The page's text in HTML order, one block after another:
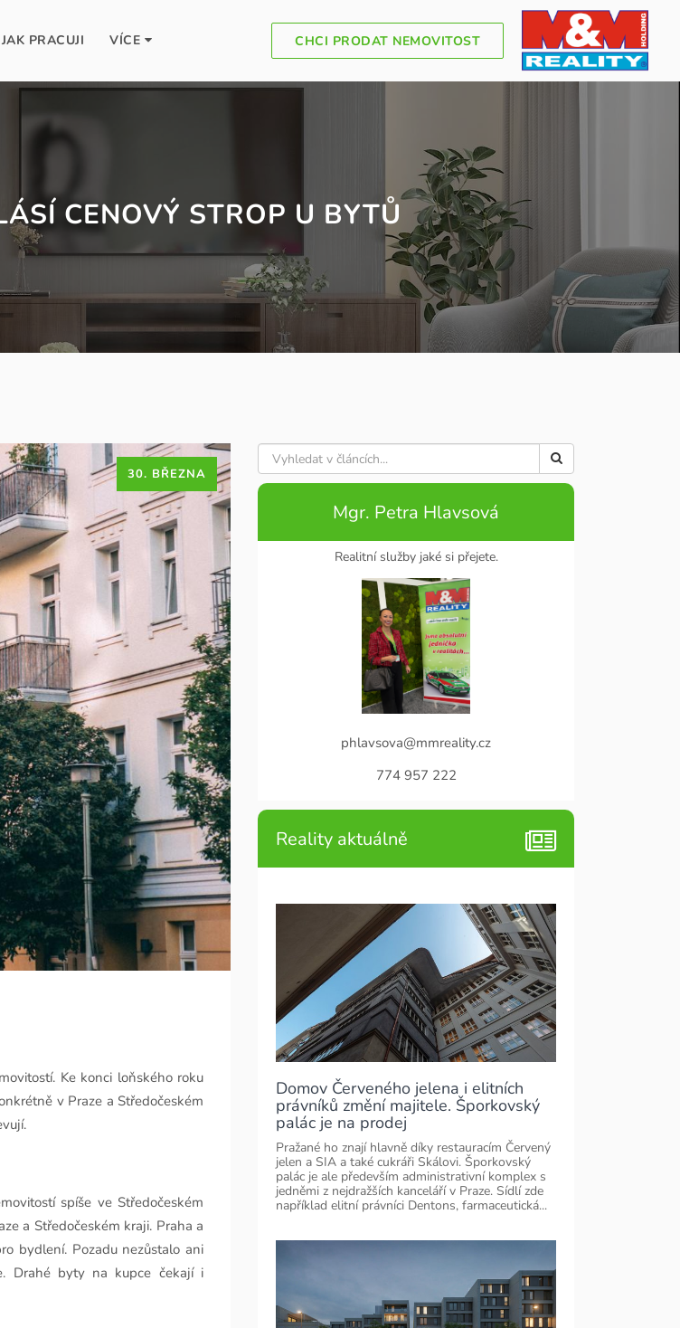
JAK PRACUJI VÍCE CHCI PRODAT NEMOVITOST
CENOVÝ STROP U BYTŮ
30. BŘEZNA
Ke konci loňského roku
v Praze a Středočeském
spíše ve Středočeském
a Středočeském kraji. Praha a
bydlení. Pozadu nezůstalo ani
Drahé byty na kupce čekají i
Mgr. Petra Hlavsová
Realitní služby jaké si přejete.
phlavsova@mmreality.cz
774 957 222
Reality aktuálně
Domov Červeného jelena i elitních
právníků změní majitele. Šporkovský
palác je na prodej
Pražané ho znají hlavně díky restauracím Červený
jelen a SIA a také cukráři Skálovi. Šporkovský
palác je ale především administrativní komplex s
jedněmi z nejdražších kanceláří v Praze. Sídlí zde
například elitní právníci Dentons, farmaceutická...